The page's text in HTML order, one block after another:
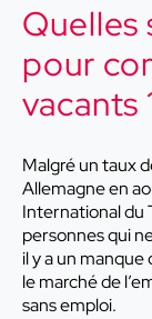
Quelles
pour
vacants
Malgré un taux
Allemagne en
International du
personnes qui
il y a un
le marché de
sans emploi.